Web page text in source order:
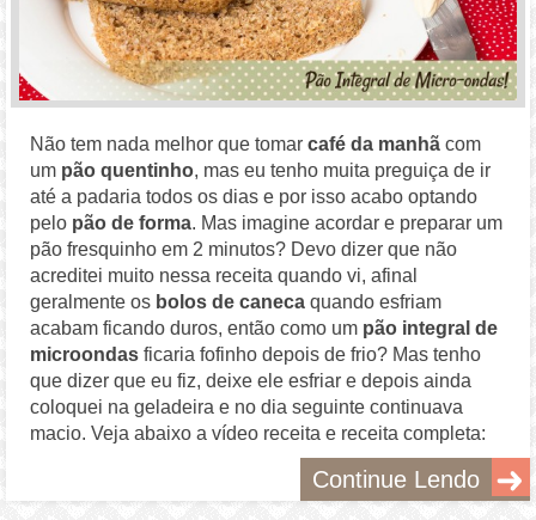
Não tem nada melhor que tomarcafé da manhã com
um pão quentinho, mas eu tenho muita preguiça de ir
até a padaria todos os dias e por isso acabo optando
pelo pão de forma. Mas imagine acordar e preparar um
pão fresquinho em 2 minutos? Devo dizer que não
acreditei muito nessa receita quando vi, afinal
geralmente os bolos de caneca quando esfriam
acabam ficando duros, então como um pão integral de
microondas ficaria fofinho depois de frio? Mas tenho
que dizer que eu fiz, deixe ele esfriar e depois ainda
coloquei na geladeira e no dia seguinte continuava
macio. Veja abaixo a vídeo receita e receita completa:
Continue Lendo